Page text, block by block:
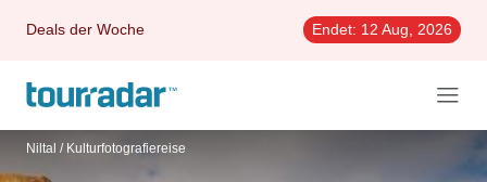
Deals der Woche Endet: 12 Aug, 2026
Niltal / Kulturfotografiereise